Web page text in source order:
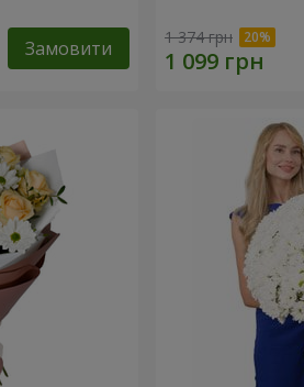
Замовити 1 374 грн